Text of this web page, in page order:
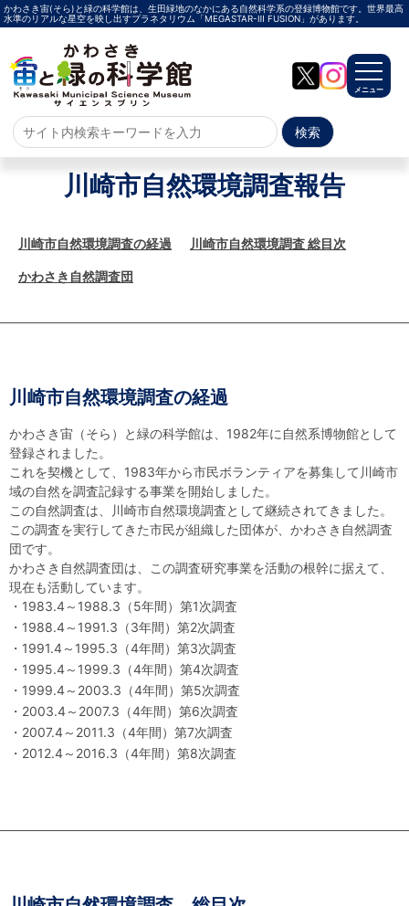
かわさき宙(そら)と緑の科学館は、生田緑地のなかにある自然科学系の登録博物館です。世界最高
水準のリアルな星空を映し出すプラネタリウム「MEGASTAR-Ⅲ FUSION」があります。
メニュー
ホーム
プラネタリウム
メガスターご紹介
投影メニュー
投影時間・料金
プラネタリウム解説員
イベント
開館時間・プラネタリウム投影時間・観覧料
カフェ・ショップ
アクセス・駐車場
科学館資料の特別利用料
団体利用予約
学校団体
幼稚園・保育園団体
一般団体
かわさき星空ウォッチング
出前科学実験教室
プラネタリウム一般団体貸切利用「星空自由空間」
科学館概要
基本理念
沿革
計画・年報・評価・議事録
青少年科学館運営基本計画
年報
事業評価
議事録
研究資料
研究の紹介
川崎市自然環境調査報告
図録
紀要
年報
出版物
生田緑地の植物
お問い合わせ
よくある質問
日本語
川崎市自然環境調査報告
川崎市自然環境調査の経過 川崎市自然環境調査 総目次
かわさき自然調査団
川崎市自然環境調査の経過
かわさき宙（そら）と緑の科学館は、1982年に自然系博物館として
登録されました。
これを契機として、1983年から市民ボランティアを募集して川崎市
域の自然を調査記録する事業を開始しました。
この自然調査は、川崎市自然環境調査として継続されてきました。
この調査を実行してきた市民が組織した団体が、かわさき自然調査
団です。
かわさき自然調査団は、この調査研究事業を活動の根幹に据えて、
現在も活動しています。
1983.4～1988.3（5年間）第1次調査
1988.4～1991.3（3年間）第2次調査
1991.4～1995.3（4年間）第3次調査
1995.4～1999.3（4年間）第4次調査
1999.4～2003.3（4年間）第5次調査
2003.4～2007.3（4年間）第6次調査
2007.4～2011.3（4年間）第7次調査
2012.4～2016.3（4年間）第8次調査